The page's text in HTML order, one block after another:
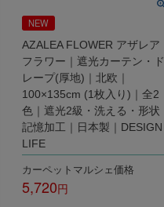
NEW
AZALEA FLOWER アザレア
フラワー｜遮光カーテン・ド
レープ(厚地)｜北欧｜
100×135cm (1枚入り)｜全2
色｜遮光2級・洗える・形状
記憶加工｜日本製｜DESIGN
LIFE
カーペットマルシェ価格
5,720